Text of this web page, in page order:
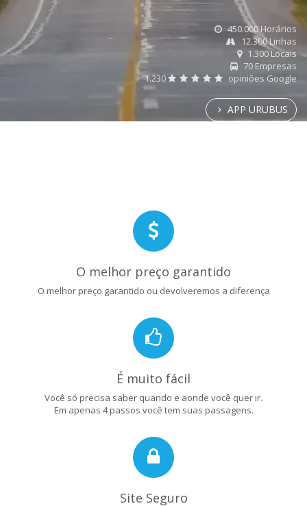
450.000 Horários
12.300 Linhas
1.300 Locais
70 Empresas
1.230
opiniões Google
APP URUBUS
O melhor preço garantido
O melhor preço garantido ou devolveremos a diferença
É muito fácil
Você só precisa saber quando e aonde você quer ir.
Em apenas 4 passos você tem suas passagens.
Site Seguro